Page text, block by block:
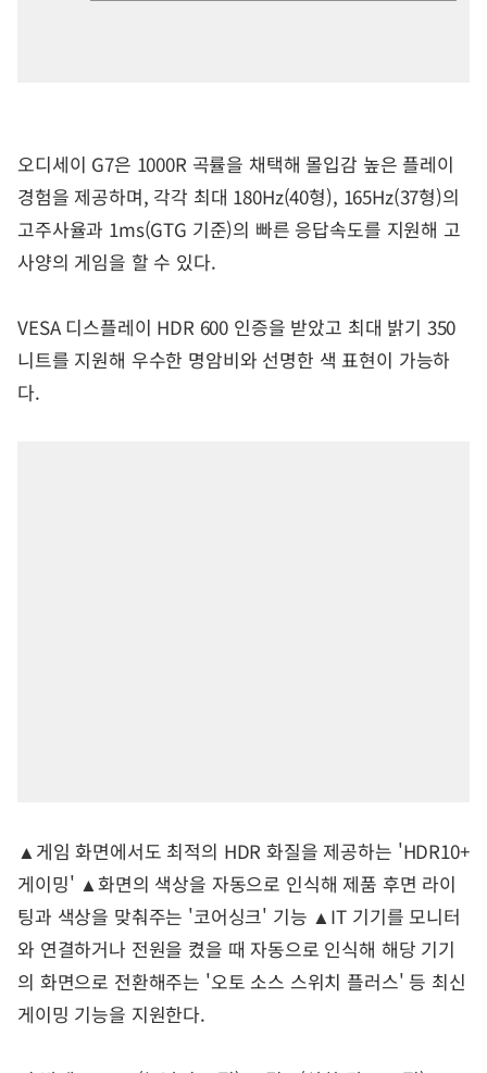
오디세이 G7은 1000R 곡률을 채택해 몰입감 높은 플레이
경험을 제공하며, 각각 최대 180Hz(40형), 165Hz(37형)의
고주사율과 1ms(GTG 기준)의 빠른 응답속도를 지원해 고
사양의 게임을 할 수 있다.
VESA 디스플레이 HDR 600 인증을 받았고 최대 밝기 350
니트를 지원해 우수한 명암비와 선명한 색 표현이 가능하
다.
▲게임 화면에서도 최적의 HDR 화질을 제공하는 'HDR10+
게이밍' ▲화면의 색상을 자동으로 인식해 제품 후면 라이
팅과 색상을 맞춰주는 '코어싱크' 기능 ▲IT 기기를 모니터
와 연결하거나 전원을 켰을 때 자동으로 인식해 해당 기기
의 화면으로 전환해주는 '오토 소스 스위치 플러스' 등 최신
게이밍 기능을 지원한다.